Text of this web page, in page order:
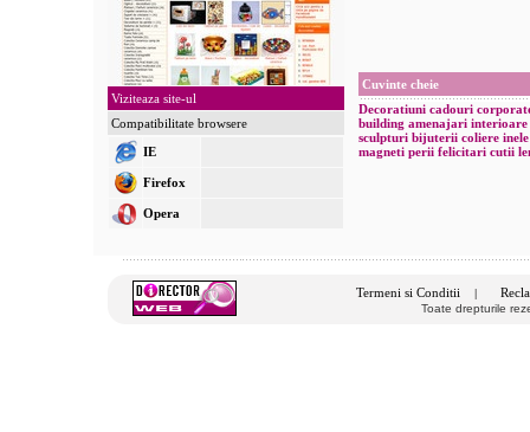
Viziteaza site-ul
Compatibilitate browsere
IE
Firefox
Opera
Cuvinte cheie
Decoratiuni cadouri
building amenajari interioare
sculpturi bijuterii coliere inele
magneti perii felicitari cutii
Termeni si Conditii
Toate drepturile